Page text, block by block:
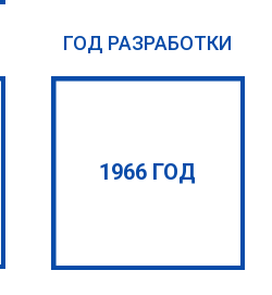
ГОД РАЗРАБОТКИ
1966 ГОД